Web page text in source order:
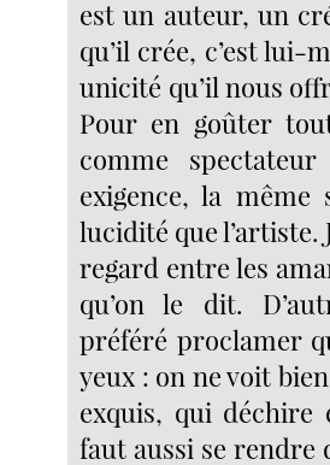
est un auteur, un
qu’il crée, c’est lui-
unicité qu’il nous
Pour en goûter
comme
exigence, la
lucidité que l’artiste.
regard entre les
qu’on le dit.
préféré proclamer
yeux : on ne voit
exquis, qui
faut aussi se rendre